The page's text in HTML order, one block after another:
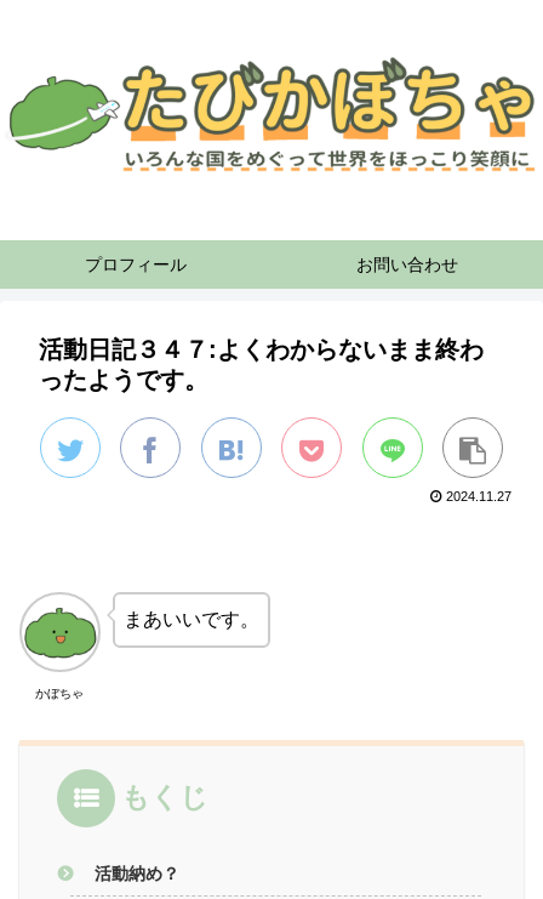
プロフィール お問い合わせ
活動日記３４７:よくわからないまま終わ
ったようです。
2024.11.27
かぼちゃ
まあいいです。
もくじ
活動納め？